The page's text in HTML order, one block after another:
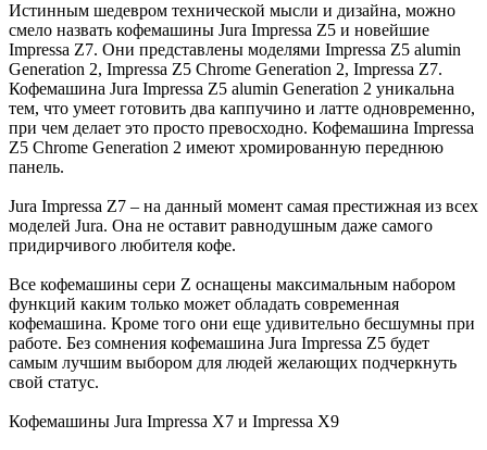
Истинным шедевром технической мысли и дизайна, можно
смело назвать кофемашины Jura Impressa Z5 и новейшие
Impressa Z7. Они представлены моделями Impressa Z5 alumin
Generation 2, Impressa Z5 Chrome Generation 2, Impressa Z7.
Кофемашина Jura Impressa Z5 alumin Generation 2 уникальна
тем, что умеет готовить два каппучино и латте одновременно,
при чем делает это просто превосходно. Кофемашина Impressa
Z5 Chrome Generation 2 имеют хромированную переднюю
панель.
Jura Impressa Z7 – на данный момент самая престижная из всех
моделей Jura. Она не оставит равнодушным даже самого
придирчивого любителя кофе.
Все кофемашины сери Z оснащены максимальным набором
функций каким только может обладать современная
кофемашина. Кроме того они еще удивительно бесшумны при
работе. Без сомнения кофемашина Jura Impressa Z5 будет
самым лучшим выбором для людей желающих подчеркнуть
свой статус.
Кофемашины Jura Impressa X7 и Impressa X9